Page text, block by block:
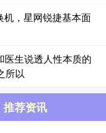
机，星网锐捷基本面
医生说透人性本质的
所以
推荐资讯